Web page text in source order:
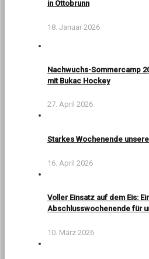
in Ottobrunn
18. Januar 2026
Nachwuchs-Sommercamp
mit Bukac Hockey
27. April 2026
Starkes Wochenende
16. April 2026
Voller Einsatz auf dem Eis:
Abschlusswochenende für
10. März 2026